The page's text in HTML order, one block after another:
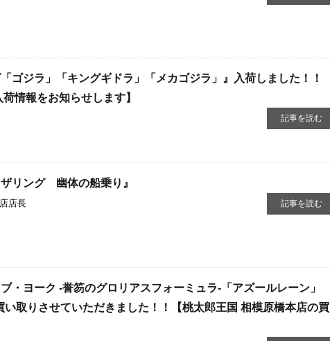
ゴジラ」「キングギドラ」「メカゴジラ」』入荷しました！！
情報をお知らせします】
記事を読む
リング 幽体の船乗り』
店長 記事を読む
・ヨーク -誉笏のグロリアスフォーミュラ-「アズールレーン」
い取りさせていただきました！！【桃太郎王国 相模原橋本店の買